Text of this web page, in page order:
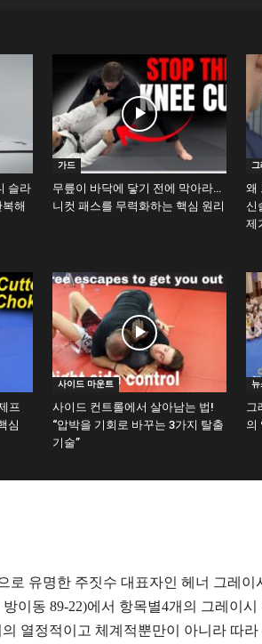
진
슬라
해
가드
무릎이 바닥에 닿기 전에 막아라…
니컷 패스를 무력화하는 핵심 원리
그
왜
신
제
프
심
사이드 마운트
사이드 컨트롤에서 살아남는 법!
“압박을 기회로 바꾸는 3가지 탈출
기술”
뉴
그
의
유명한 주짓수 대표자인 헤너 그레이
이동 89-22)에서 항목별4개의 그레이시
열정적이고 체계적뿐만이 아니라 따라